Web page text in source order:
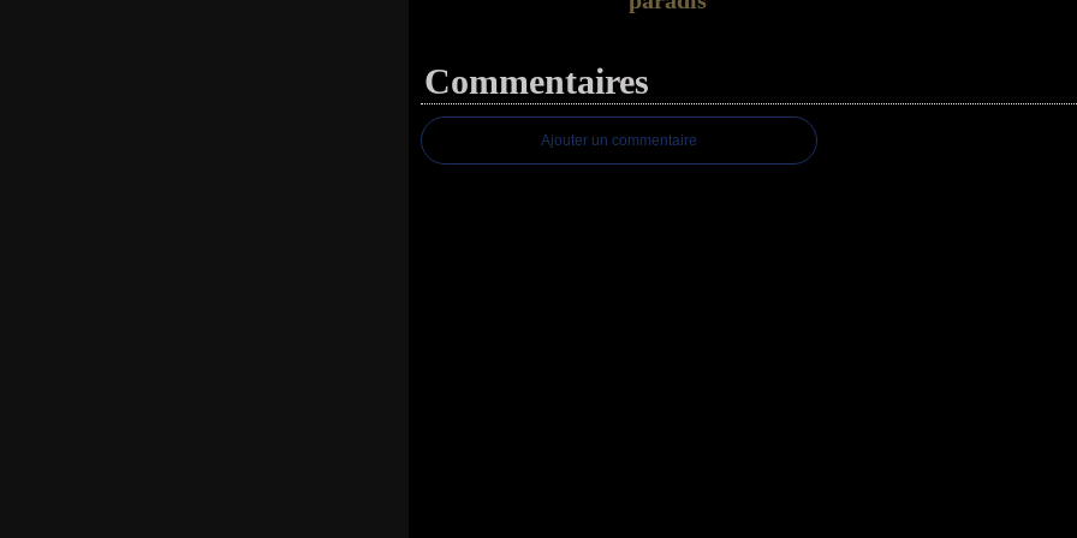
Commentaires
Ajouter un commentaire